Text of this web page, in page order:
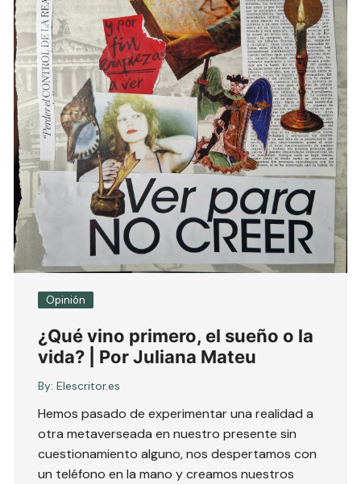
Opinión
¿Qué vino primero, el sueño o la
vida? | Por Juliana Mateu
By: Elescritor.es
Hemos pasado de experimentar una realidad a
otra metaverseada en nuestro presente sin
cuestionamiento alguno, nos despertamos con
un teléfono en la mano y creamos nuestros